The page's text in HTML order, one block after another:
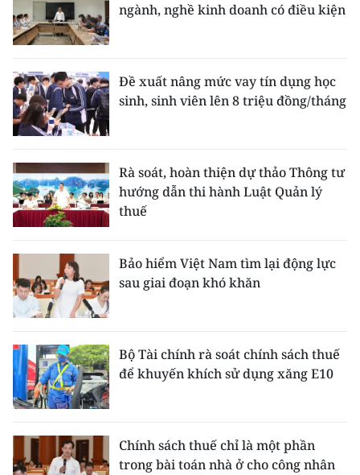
KIỂM CHỨNG THÔNG TIN
54 DÂN TỘC VIỆT NAM
CHƯƠNG TRÌNH OCOP - MỖI XÃ
MỘT SẢN PHẨM
RADIO
MEDIA CENTER
E-Magazine
Video
Media Chính trị
Media Kinh tế
Media Xã hội
ngành, nghề kinh doanh có điều kiện
Đề xuất nâng mức vay tín dụng học
sinh, sinh viên lên 8 triệu đồng/tháng
Rà soát, hoàn thiện dự thảo Thông tư
hướng dẫn thi hành Luật Quản lý
thuế
Bảo hiểm Việt Nam tìm lại động lực
sau giai đoạn khó khăn
Bộ Tài chính rà soát chính sách thuế
để khuyến khích sử dụng xăng E10
Chính sách thuế chỉ là một phần
trong bài toán nhà ở cho công nhân